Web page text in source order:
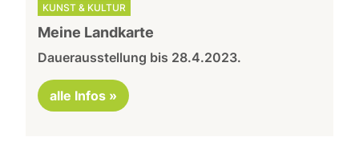
KUNST & KULTUR
Meine Landkarte
Dauerausstellung bis 28.4.2023.
alle Infos »